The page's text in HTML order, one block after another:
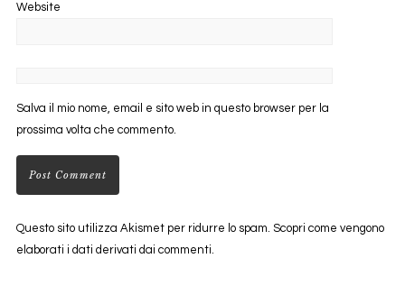
Website
Salva il mio nome, email e sito web in questo browser per la
prossima volta che commento.
Questo sito utilizza Akismet per ridurre lo spam. Scopri come vengono
elaborati i dati derivati dai commenti.